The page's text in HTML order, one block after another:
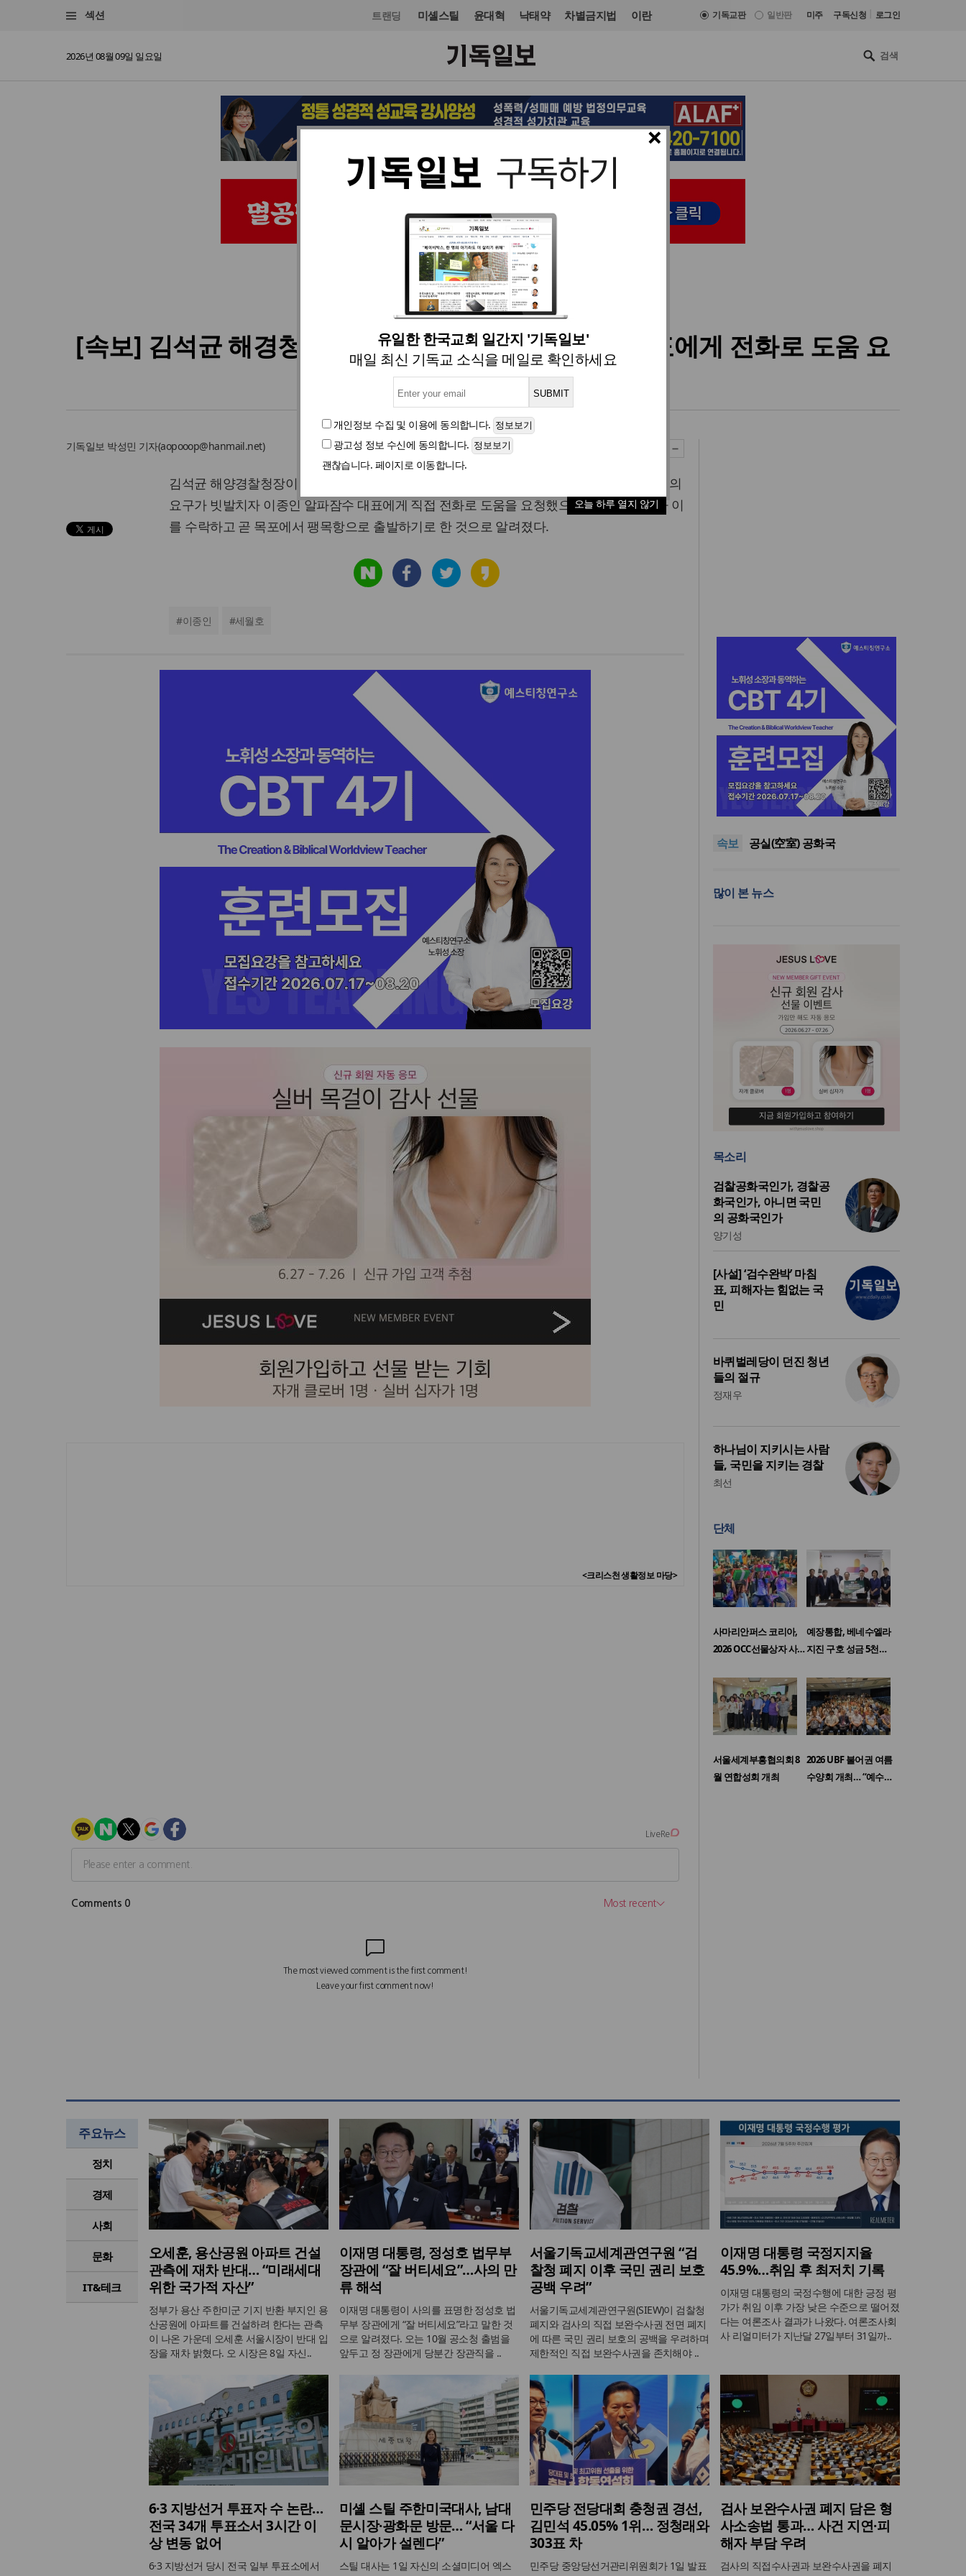
섹션 트랜딩 미셸스틸 윤대혁 낙태약 차별금지법 이란 기독교판 일반판 미주 구독신청 로그인
2026년 08월 09일 일요일
×
유일한 한국교회 일간지 '기독일보'
매일 최신 기독교 소식을 메일로 확인하세요
개인정보 수집 및 이용에 동의합니다.
광고성 정보 수신에 동의합니다.
괜찮습니다. 페이지로 이동합니다.
오늘 하루 열지 않기
사회 입력 2014. 04. 24 21:33
[속보] 김석균 해경청장, 이종인 알파잠수기술공사 대표에게 전화로 도움 요
청
기독일보 박성민 기자(aopooop@hanmail.net)
김석균 해양경찰청장이 24일 민간잠수부 투입 등 모든 수단을 동원해 달라는 피해자 가족들의
요구가 빗발치자 이종인 알파잠수 대표에게 직접 전화로 도움을 요청했으며, 이종균 대표가 이
를 수락하고 곧 목포에서 팽목항으로 출발하기로 한 것으로 알려졌다.
#이종인 #세월호
<크리스천 생활정보 마당>
속보
한동대 RISE사업단, 포항 죽도
시장 담은 로컬 매거진 ‘포항집’
“광복절 맞아 자유 지키고 다음
회, 대전서 열린다
공실(空室) 공화국
시장 담은 로컬 매거진 ‘포항집’
“광복절 맞아 자유 지키고 다음
많이 본 뉴스
목소리
검찰공화국인가, 경찰공
화국인가, 아니면 국민
의 공화국인가
양기성
[사설] ‘검수완박’ 마침
표, 피해자는 힘없는 국
민
바퀴벌레당이 던진 청년
들의 절규
정재우
하나님이 지키시는 사람
들, 국민을 지키는 경찰
최선
단체
사마리안퍼스 코리아,
2026 OCC선물상자 사…
예장통합, 베네수엘라
지진 구호 성금 5천…
서울세계부흥협의회 8
월 연합성회 개최
2026 UBF 불어권 여름
수양회 개최… “예수…
주요뉴스
정치
경제
사회
문화
IT&테크
오세훈, 용산공원 아파트 건설
관측에 재차 반대… “미래세대
위한 국가적 자산”
정부가 용산 주한미군 기지 반환 부지인 용
산공원에 아파트를 건설하려 한다는 관측
이 나온 가운데 오세훈 서울시장이 반대 입
장을 재차 밝혔다. 오 시장은 8일 자신..
이재명 대통령, 정성호 법무부
장관에 “잘 버티세요”…사의 만
류 해석
이재명 대통령이 사의를 표명한 정성호 법
무부 장관에게 “잘 버티세요”라고 말한 것
으로 알려졌다. 오는 10월 공소청 출범을
앞두고 정 장관에게 당분간 장관직을 ..
서울기독교세계관연구원 “검
찰청 폐지 이후 국민 권리 보호
공백 우려”
서울기독교세계관연구원(SIEW)이 검찰청
폐지와 검사의 직접 보완수사권 전면 폐지
에 따른 국민 권리 보호의 공백을 우려하며
제한적인 직접 보완수사권을 존치해야 ..
이재명 대통령 국정지지율
45.9%…취임 후 최저치 기록
이재명 대통령의 국정수행에 대한 긍정 평
가가 취임 이후 가장 낮은 수준으로 떨어졌
다는 여론조사 결과가 나왔다. 여론조사회
사 리얼미터가 지난달 27일부터 31일까..
6·3 지방선거 투표자 수 논란…
전국 34개 투표소서 3시간 이
상 변동 없어
6·3 지방선거 당시 전국 일부 투표소에서
미셸 스틸 주한미국대사, 남대
문시장·광화문 방문… “서울 다
시 알아가 설렌다”
스틸 대사는 1일 자신의 소셜미디어 엑스
민주당 전당대회 충청권 경선,
김민석 45.05% 1위… 정청래와
303표 차
민주당 중앙당선거관리위원회가 1일 발표
검사 보완수사권 폐지 담은 형
사소송법 통과… 사건 지연·피
해자 부담 우려
검사의 직접수사권과 보완수사권을 폐지